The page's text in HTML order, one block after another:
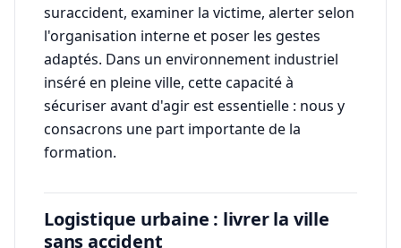
suraccident, examiner la victime, alerter selon
l'organisation interne et poser les gestes
adaptés. Dans un environnement industriel
inséré en pleine ville, cette capacité à
sécuriser avant d'agir est essentielle : nous y
consacrons une part importante de la
formation.
Logistique urbaine : livrer la ville
sans accident